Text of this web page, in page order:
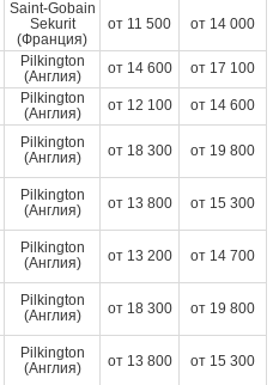
Saint-Gobain
Sekurit
(Франция)
от 11 500 от 14 000
Pilkington
(Англия)
от 14 600 от 17 100
Pilkington
(Англия)
от 12 100 от 14 600
Pilkington
(Англия)
от 18 300 от 19 800
Pilkington
(Англия)
от 13 800 от 15 300
Pilkington
(Англия)
от 13 200 от 14 700
Pilkington
(Англия)
от 18 300 от 19 800
Pilkington
(Англия)
от 13 800 от 15 300